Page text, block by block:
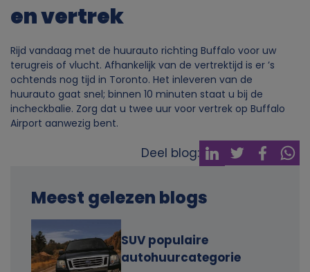
en vertrek
Rijd vandaag met de huurauto richting Buffalo voor uw
terugreis of vlucht. Afhankelijk van de vertrektijd is er ’s
ochtends nog tijd in Toronto. Het inleveren van de
huurauto gaat snel; binnen 10 minuten staat u bij de
incheckbalie. Zorg dat u twee uur voor vertrek op Buffalo
Airport aanwezig bent.
Deel blog:
Meest gelezen blogs
SUV populaire
autohuurcategorie
v
a
n
p